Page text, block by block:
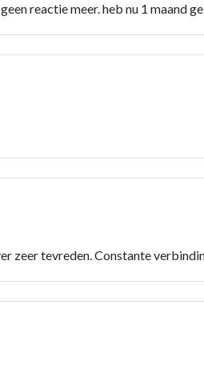
reactie meer. heb nu 1 maand
zeer tevreden. Constante